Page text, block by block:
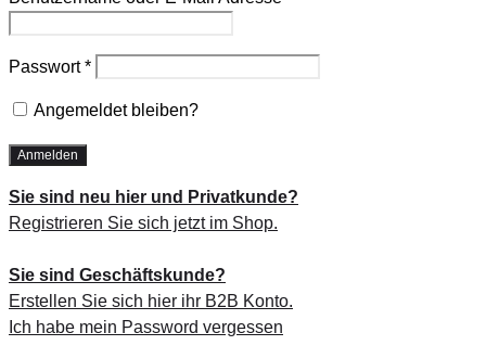
Passwort*
Angemeldet bleiben?
Sie sind neu hier und Privatkunde?
Registrieren Sie sich jetzt im Shop.
Sie sind Geschäftskunde?
Erstellen Sie sich hier ihr B2B Konto.
Ich habe mein Password vergessen